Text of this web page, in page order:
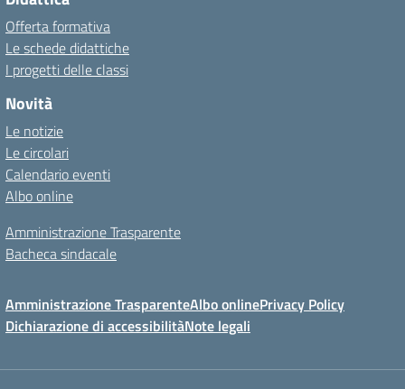
Offerta formativa
Le schede didattiche
I progetti delle classi
Novità
Le notizie
Le circolari
Calendario eventi
Albo online
Amministrazione Trasparente
Bacheca sindacale
Amministrazione TrasparenteAlbo onlinePrivacy Policy
Dichiarazione di accessibilitàNote legali